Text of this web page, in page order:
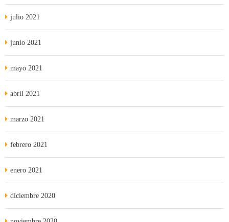
julio 2021
junio 2021
mayo 2021
abril 2021
marzo 2021
febrero 2021
enero 2021
diciembre 2020